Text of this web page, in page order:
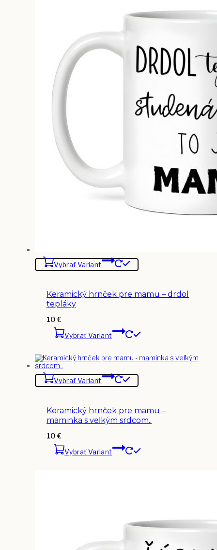
Vybrať Variant
Keramický hrnček pre mamu – drdol
tepláky
10€
Vybrať Variant
Vybrať Variant
Keramický hrnček pre mamu –
maminka s veľkým srdcom..
10€
Vybrať Variant